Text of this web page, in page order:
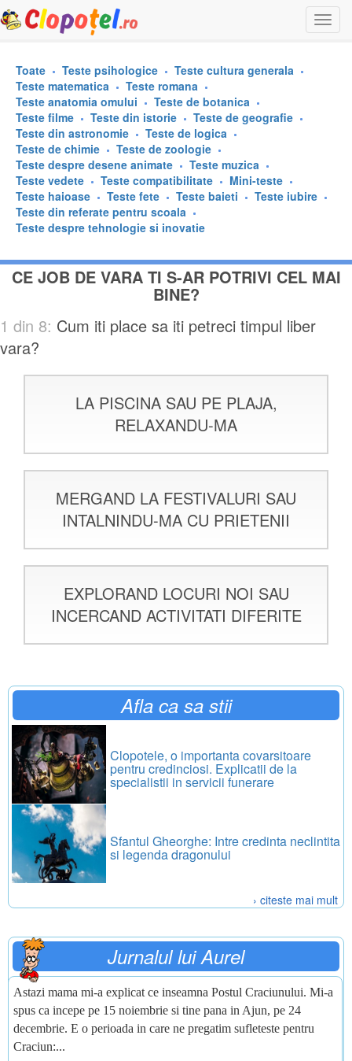
Toate Teste psihologice
Teste cultura generala
Teste matematica
Teste romana
Teste anatomia omului
Teste de botanica
Teste filme
Teste din istorie
Teste de geografie
Teste din astronomie
Teste de logica
Teste de chimie
Teste de zoologie
Teste despre desene animate
Teste muzica
Teste vedete
Teste compatibilitate
Mini-teste
Teste haioase
Teste fete Teste baieti
Teste iubire
Teste din referate pentru scoala
Teste despre tehnologie si inovatie
CE JOB DE VARA TI S-AR POTRIVI CEL MAI
BINE?
1 din 8: Cum iti place sa iti petreci timpul liber
vara?
LA PISCINA SAU PE PLAJA,
RELAXANDU-MA
MERGAND LA FESTIVALURI SAU
INTALNINDU-MA CU PRIETENII
EXPLORAND LOCURI NOI SAU
INCERCAND ACTIVITATI DIFERITE
Afla ca sa stii
Clopotele, o importanta covarsitoare
pentru credinciosi. Explicatii de la
specialistii in servicii funerare
Sfantul Gheorghe: Intre credinta neclintita
si legenda dragonului
› citeste mai mult
Jurnalul lui Aurel
Astazi mama mi-a explicat ce inseamna Postul Craciunului. Mi-a
spus ca incepe pe 15 noiembrie si tine pana in Ajun, pe 24
decembrie. E o perioada in care ne pregatim sufleteste pentru
Craciun:...